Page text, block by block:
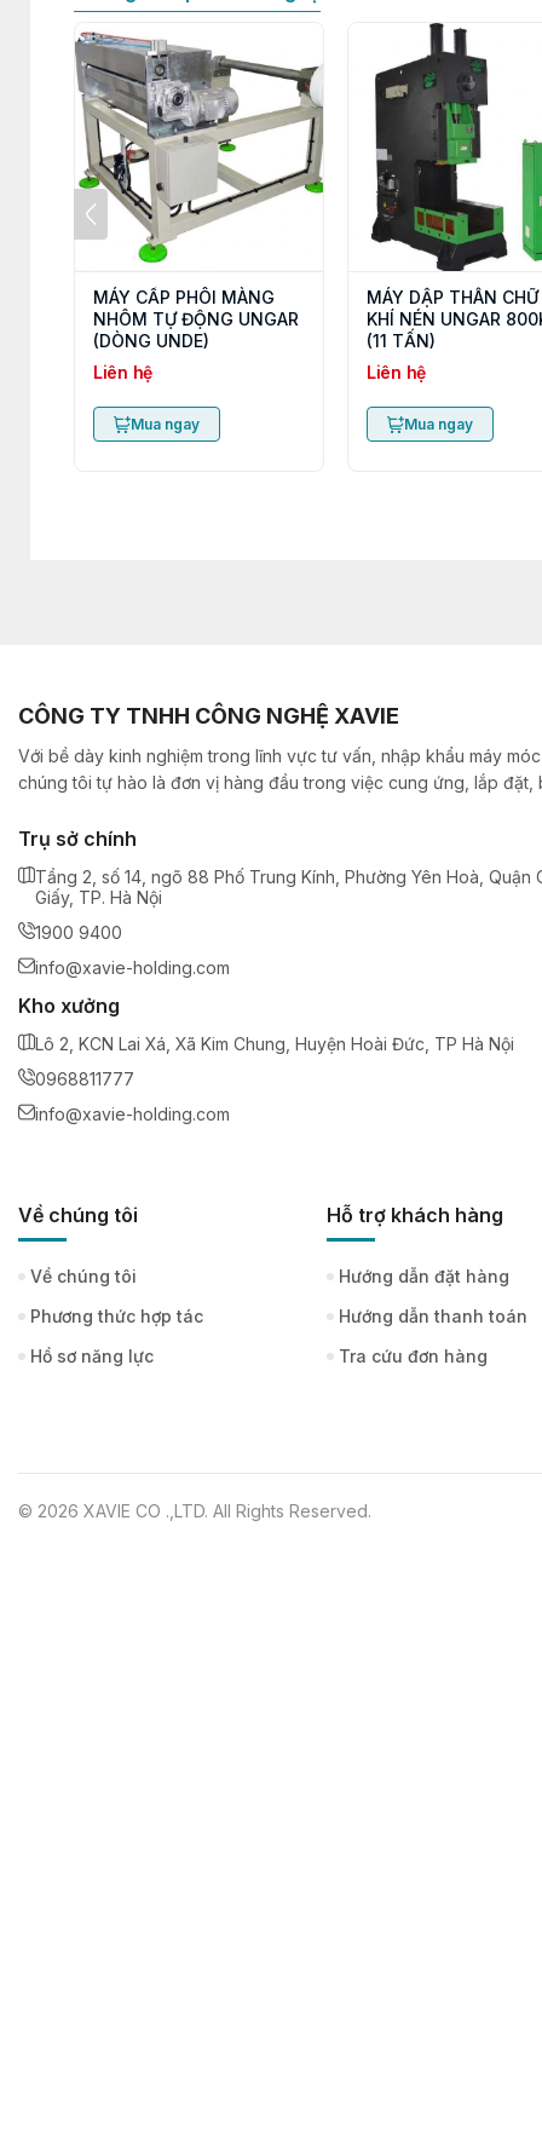
MÁY CẤP PHÔI MÀNG
NHÔM TỰ ĐỘNG UNGAR
(DÒNG UNDE)
Liên hệ
Mua ngay
MÁY DẬP THÂN CHỮ
KHÍ NÉN UNGAR
(11 TẤN)
Liên hệ
Mua ngay
CÔNG TY TNHH CÔNG NGHỆ XAVIE
Với bề dày kinh nghiệm trong lĩnh vực tư vấn, nhập khẩu máy
chúng tôi tự hào là đơn vị hàng đầu trong việc cung ứng, lắp đặt,
Trụ sở chính
Tầng 2, số 14, ngõ 88 Phố Trung Kính, Phường Yên Hoà, Quận
Giấy, TP. Hà Nội
1900 9400
info@xavie-holding.com
Kho xưởng
Lô 2, KCN Lai Xá, Xã Kim Chung, Huyện Hoài Đức, TP Hà Nội
0968811777
info@xavie-holding.com
Về chúng tôi
Về chúng tôi
Phương thức hợp tác
Hồ sơ năng lực
Hỗ trợ khách hàng
Hướng dẫn đặt hàng
Hướng dẫn thanh toán
Tra cứu đơn hàng
© 2026 XAVIE CO .,LTD. All Rights Reserved.